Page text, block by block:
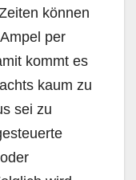
können
per
kommt es
kaum zu
sei zu